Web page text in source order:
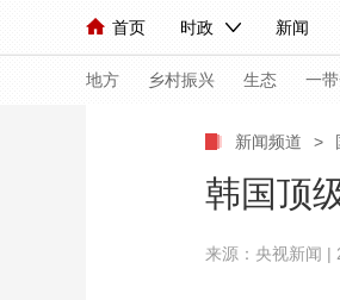
首页 时政 新闻
人民领袖习近平 联播+ 中国
直播 栏目大全 节
海外频道 iPanda English
地方 乡村振兴 生态 一
新闻频道 >
韩国顶
来源： 央视新闻 |